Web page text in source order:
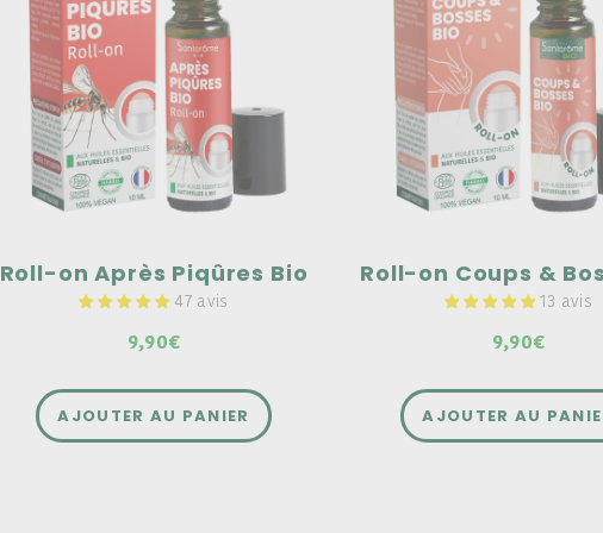
Roll-on Après Piqûres Bio
47 avis
9,90€
Agit en cas de piqûre d'insecte
Une formule composée à 100%
d'huiles essentielles naturelles et
bio
Un format nomade à emporter
partout avec soi
AJOUTER AU PANIER
13 avis
9,90€
Agit en cas de coup ou de
Une formule composée à
d'huiles essentielles
bio
Un format nomade à
partout avec soi
AJOUTER AU